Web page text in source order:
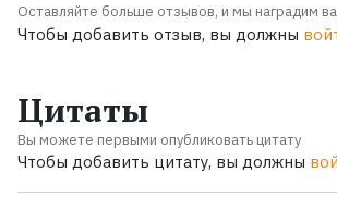
Оставляйте больше отзывов, и мы наградим
Чтобы добавить отзыв, вы должны
Цитаты
Вы можете первыми опубликовать цитату
Чтобы добавить цитату, вы должны